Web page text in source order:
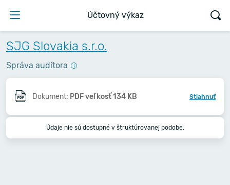
Účtovný výkaz
SJG Slovakia s.r.o.
Správa audítora
Dokument: PDF veľkosť 134 KB Stiahnuť
Údaje nie sú dostupné v štruktúrovanej podobe.